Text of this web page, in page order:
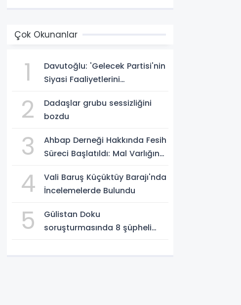
Çok Okunanlar
1
Davutoğlu: 'Gelecek Partisi'nin
Siyasi Faaliyetlerini
2
Dadaşlar grubu sessizliğini
bozdu
3
Ahbap Derneği Hakkında Fesih
Süreci Başlatıldı: Mal Varlığına
4
Vali Baruş Küçüktüy Barajı'nda
İncelemelerde Bulundu
5
Gülistan Doku
soruşturmasında 8 şüpheli